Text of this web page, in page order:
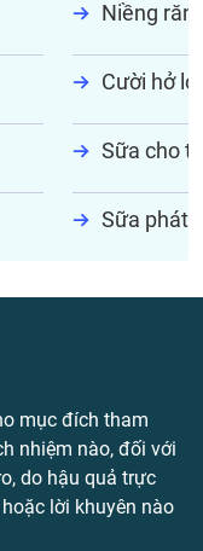
Niềng
Cười hở lợi
Sữa cho
Sữa phát
mục đích tham
nhiệm nào, đối với
do hậu quả trực
lời khuyên nào